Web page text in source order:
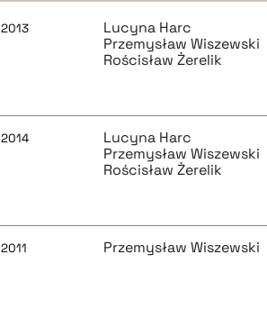
2013
Lucyna Harc
Przemysław Wiszewski
Rościsław Żerelik
2014
Lucyna Harc
Przemysław Wiszewski
Rościsław Żerelik
2011 Przemysław Wiszewski